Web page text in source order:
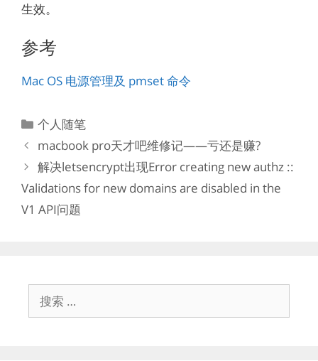
生效。
参考
Mac OS 电源管理及 pmset 命令
分
类
个人随笔
macbook pro天才吧维修记——亏还是赚?
解决letsencrypt出现Error creating new authz ::
Validations for new domains are disabled in the
V1 API问题
索：